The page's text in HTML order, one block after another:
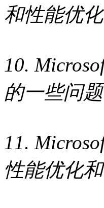
和性能优
10.
的一些问
11.
性能优化